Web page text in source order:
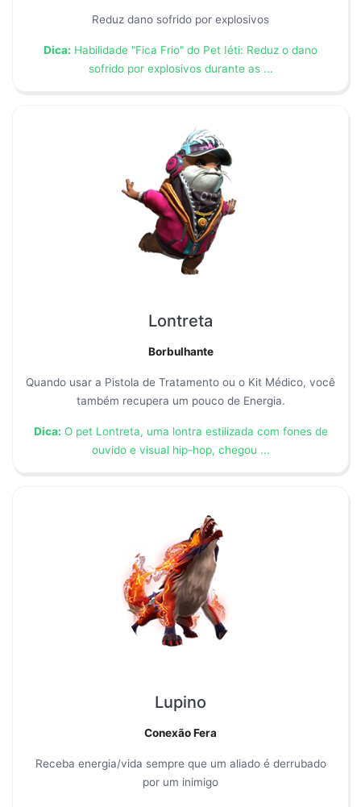
Reduz dano sofrido por explosivos
Dica: Habilidade "Fica Frio" do Pet Iéti: Reduz o dano
sofrido por explosivos durante as ...
Lontreta
Borbulhante
Quando usar a Pistola de Tratamento ou o Kit Médico, você
também recupera um pouco de Energia.
Dica: O pet Lontreta, uma lontra estilizada com fones de
ouvido e visual hip-hop, chegou ...
Lupino
Conexão Fera
Receba energia/vida sempre que um aliado é derrubado
por um inimigo